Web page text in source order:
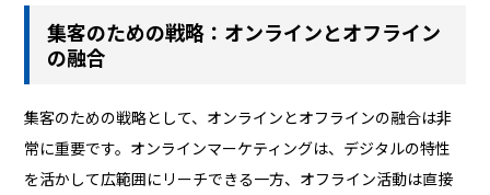
集客のための戦略：オンラインとオフライン
の融合
集客のための戦略として、オンラインとオフラインの融合は非
常に重要です。オンラインマーケティングは、デジタルの特性
を活かして広範囲にリーチできる一方、オフライン活動は直接